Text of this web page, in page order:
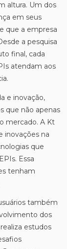
altura. Um dos
em seus
que a empresa
a pesquisa
final, cada
atendam aos
e inovação,
que não apenas
mercado. A Kt
inovações na
que
Essa
tenham
também
dos
estudos